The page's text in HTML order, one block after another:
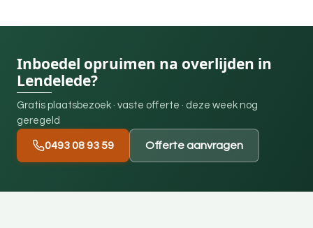
Inboedel opruimen na overlijden in
Lendelede?
Gratis plaatsbezoek · vaste offerte · deze week nog
geregeld
0493 08 93 59 Offerte aanvragen